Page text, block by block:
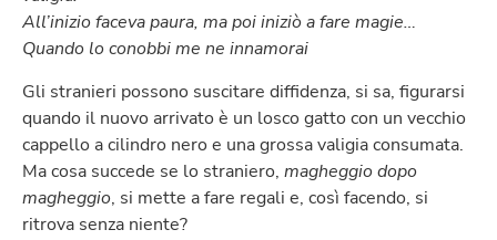
All’inizio faceva paura, ma poi iniziò a fare magie…
Quando lo conobbi me ne innamorai
Gli stranieri possono suscitare diffidenza, si sa, figurarsi
quando il nuovo arrivato è un losco gatto con un vecchio
cappello a cilindro nero e una grossa valigia consumata.
Ma cosa succede se lo straniero, magheggio dopo
magheggio, si mette a fare regali e, così facendo, si
ritrova senza niente?